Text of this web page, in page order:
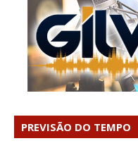
PREVISÃO DO TEMPO